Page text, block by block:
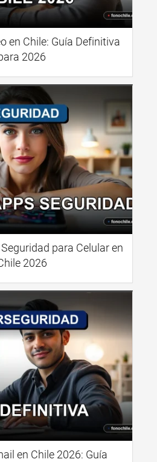
en Chile: Guía Definitiva
2026
para Celular en
2026
en Chile 2026: Guía